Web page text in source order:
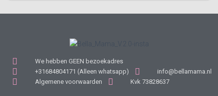
We hebben GEEN bezoekadres
+31684804171 (Alleen whatsapp)
info@bellamama.nl
Algemene voorwaarden
Kvk 73828637